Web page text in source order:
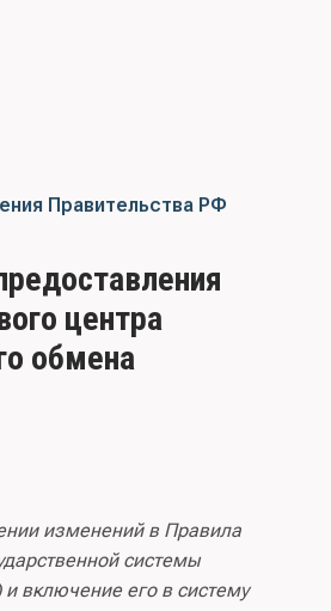
Правительства РФ
центра
обмена
изменений в Правила
системы
включение его в систему